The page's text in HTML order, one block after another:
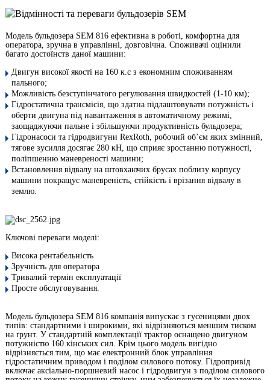
Модель бульдозера SEM 816 ефективна в роботі, комфортна для
оператора, зручна в управлінні, довговічна. Споживачі оцінили
багато достоїнств даної машини:
Двигун високої якості на 160 к.с з економним споживанням
пального;
Можливість безступінчатого регулювання швидкостей (1-10 км);
Гідростатична трансмісія, що здатна підлаштовувати потужність і
оберти двигуна під навантаження в автоматичному режимі,
заощаджуючи пальне і збільшуючи продуктивність бульдозера;
Гідронасоси та гідродвигуни RexRoth, робочий об’єм яких змінний,
тягове зусилля досягає 280 кН, що сприяє зростанню потужності,
поліпшенню маневреності машини;
Встановлення відвалу на штовхаючих брусах поблизу корпусу
машини покращує маневреність, стійкість і врізання відвалу в
землю.
Ключові переваги моделі:
Висока рентабельність
Зручність для оператора
Тривалий термін експлуатації
Просте обслуговування.
Модель бульдозера SEM 816 компанія випускає з гусеницями двох
типів: стандартними і широкими, які відрізняються меншим тиском
на ґрунт. У стандартній комплектації трактор оснащено двигуном
потужністю 160 кінських сил. Крім цього модель вигідно
відрізняється тим, що має електронний блок управління
гідростатичним приводом і поділом силового потоку. Гідропривід
включає аксіально-поршневий насос і гідродвигун з поділом силового